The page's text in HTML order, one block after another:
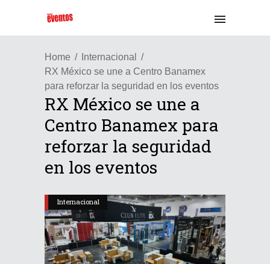
Home
Internacional
RX México se une a Centro Banamex
para reforzar la seguridad en los eventos
RX México se une a
Centro Banamex para
reforzar la seguridad
en los eventos
Internacional